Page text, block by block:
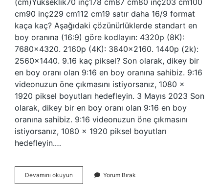
(cm)Yükseklik70 inç178 cm87 cm80 inç203 cm100
cm90 inç229 cm112 cm19 satır daha 16/9 format
kaça kaç? Aşağıdaki çözünürlüklerde standart en
boy oranına (16:9) göre kodlayın: 4320p (8K):
7680×4320. 2160p (4K): 3840×2160. 1440p (2k):
2560×1440. 9.16 kaç piksel? Son olarak, dikey bir
en boy oranı olan 9:16 en boy oranına sahibiz. 9:16
videonuzun öne çıkmasını istiyorsanız, 1080 x
1920 piksel boyutları hedefleyin. 3 Mayıs 2023 Son
olarak, dikey bir en boy oranı olan 9:16 en boy
oranına sahibiz. 9:16 videonuzun öne çıkmasını
istiyorsanız, 1080 x 1920 piksel boyutları
hedefleyin.…
Devamını okuyun Yorum Bırak